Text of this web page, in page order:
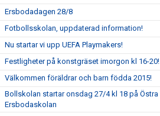
Ersbodadagen 28/8
Fotbollsskolan, uppdaterad information!
Nu startar vi upp UEFA Playmakers!
Festligheter på konstgräset imorgon kl 16-20!
Välkommen föräldrar och barn födda 2015!
Bollskolan startar onsdag 27/4 kl 18 på Östra
Ersbodaskolan